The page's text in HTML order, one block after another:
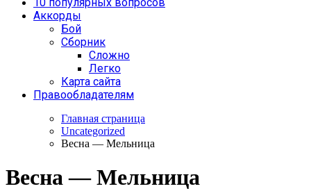
Аккорды
Бой
Сборник
Сложно
Легко
Карта сайта
Правообладателям
Главная страница
Uncategorized
Весна — Мельница
Весна — Мельница